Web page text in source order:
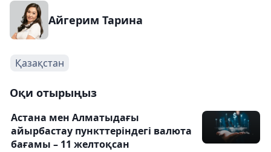
Айгерим Тарина
Қазақстан
Оқи отырыңыз
Астана мен Алматыдағы
айырбастау пункттеріндегі валюта
бағамы – 11 желтоқсан